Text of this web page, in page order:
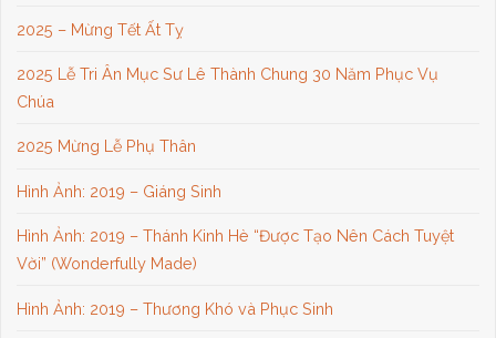
2025 – Mừng Tết Ất Tỵ
2025 Lễ Tri Ân Mục Sư Lê Thành Chung 30 Năm Phục Vụ
Chúa
2025 Mừng Lễ Phụ Thân
Hình Ảnh: 2019 – Giáng Sinh
Hình Ảnh: 2019 – Thánh Kinh Hè “Được Tạo Nên Cách Tuyệt
Vời” (Wonderfully Made)
Hình Ảnh: 2019 – Thương Khó và Phục Sinh